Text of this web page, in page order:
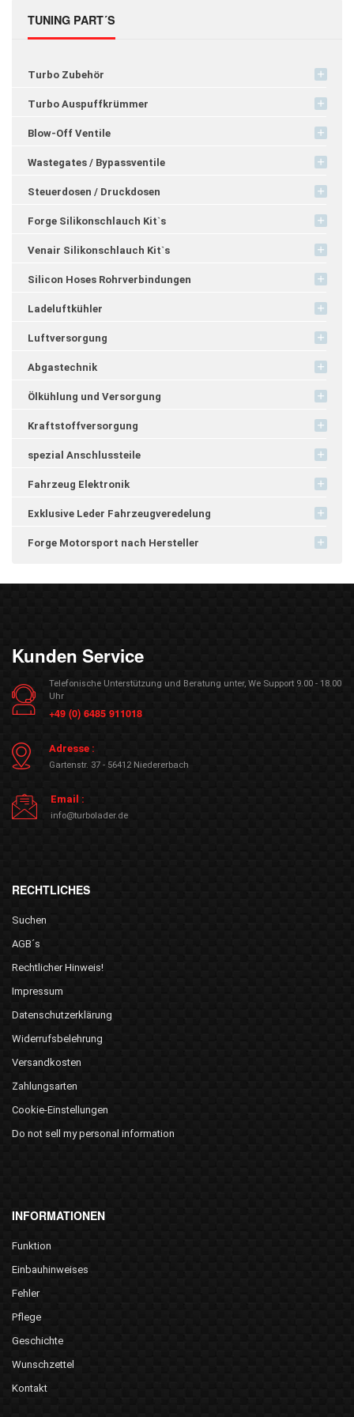
TUNING PART´S
Turbo Zubehör
Turbo Auspuffkrümmer
Blow-Off Ventile
Wastegates / Bypassventile
Steuerdosen / Druckdosen
Forge Silikonschlauch Kit`s
Venair Silikonschlauch Kit`s
Silicon Hoses Rohrverbindungen
Ladeluftkühler
Luftversorgung
Abgastechnik
Ölkühlung und Versorgung
Kraftstoffversorgung
spezial Anschlussteile
Fahrzeug Elektronik
Exklusive Leder Fahrzeugveredelung
Forge Motorsport nach Hersteller
Kunden Service
Telefonische Unterstützung und Beratung unter, We Support 9.00 - 18.00
Uhr
+49 (0) 6485 911018
Adresse :
Gartenstr. 37 - 56412 Niedererbach
Email :
info@turbolader.de
RECHTLICHES
Suchen
AGB´s
Rechtlicher Hinweis!
Impressum
Datenschutzerklärung
Widerrufsbelehrung
Versandkosten
Zahlungsarten
Cookie-Einstellungen
Do not sell my personal information
INFORMATIONEN
Funktion
Einbauhinweises
Fehler
Pflege
Geschichte
Wunschzettel
Kontakt